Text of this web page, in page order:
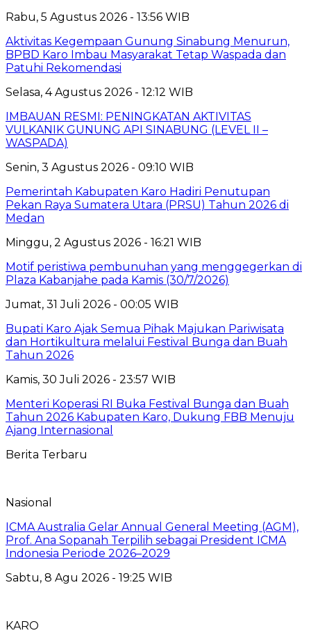
Rabu, 5 Agustus 2026 - 13:56 WIB
Aktivitas Kegempaan Gunung Sinabung Menurun,
BPBD Karo Imbau Masyarakat Tetap Waspada dan
Patuhi Rekomendasi
Selasa, 4 Agustus 2026 - 12:12 WIB
IMBAUAN RESMI: PENINGKATAN AKTIVITAS
VULKANIK GUNUNG API SINABUNG (LEVEL II –
WASPADA)
Senin, 3 Agustus 2026 - 09:10 WIB
Pemerintah Kabupaten Karo Hadiri Penutupan
Pekan Raya Sumatera Utara (PRSU) Tahun 2026 di
Medan
Minggu, 2 Agustus 2026 - 16:21 WIB
Motif peristiwa pembunuhan yang menggegerkan di
Plaza Kabanjahe pada Kamis (30/7/2026)
Jumat, 31 Juli 2026 - 00:05 WIB
Bupati Karo Ajak Semua Pihak Majukan Pariwisata
dan Hortikultura melalui Festival Bunga dan Buah
Tahun 2026
Kamis, 30 Juli 2026 - 23:57 WIB
Menteri Koperasi RI Buka Festival Bunga dan Buah
Tahun 2026 Kabupaten Karo, Dukung FBB Menuju
Ajang Internasional
Berita Terbaru
Nasional
ICMA Australia Gelar Annual General Meeting (AGM),
Prof. Ana Sopanah Terpilih sebagai President ICMA
Indonesia Periode 2026–2029
Sabtu, 8 Agu 2026 - 19:25 WIB
KARO